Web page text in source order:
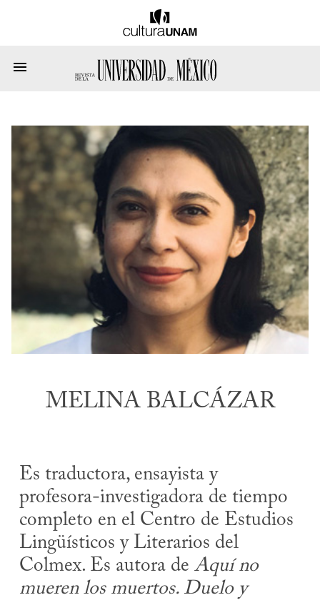
MELINA BALCÁZAR
Es traductora, ensayista y
profesora-investigadora de tiempo
completo en el Centro de Estudios
Lingüísticos y Literarios del
Colmex. Es autora deAquí no
mueren los muertos. Duelo y